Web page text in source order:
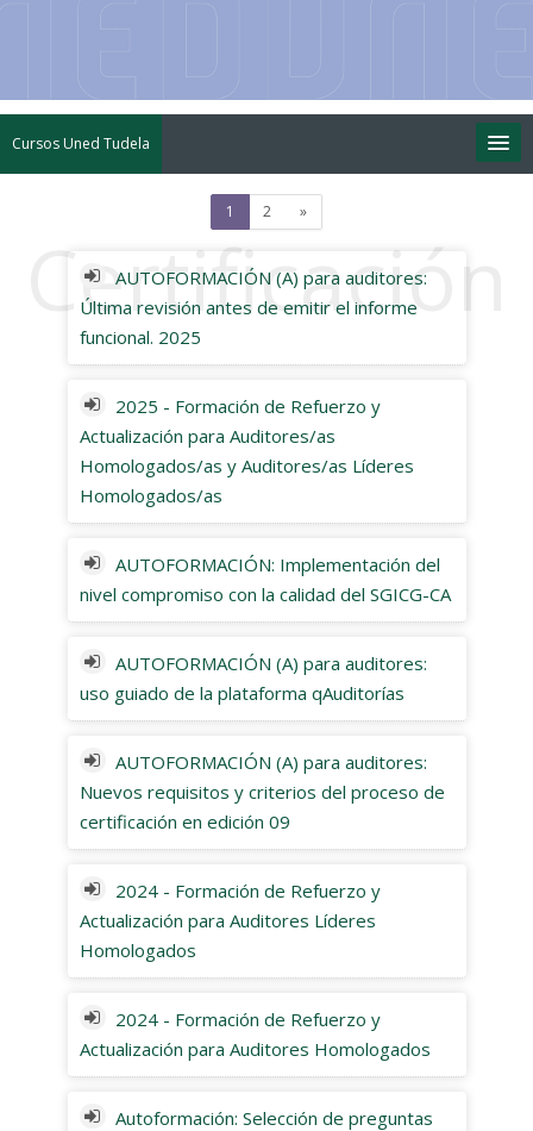
Cursos Uned Tudela
1 (current)
2 »Siguiente
AUTOFORMACIÓN (A) para auditores:
Última revisión antes de emitir el informe
funcional. 2025
2025 - Formación de Refuerzo y
Actualización para Auditores/as
Homologados/as y Auditores/as Líderes
Homologados/as
AUTOFORMACIÓN: Implementación del
nivel compromiso con la calidad del SGICG-CA
AUTOFORMACIÓN (A) para auditores:
uso guiado de la plataforma qAuditorías
AUTOFORMACIÓN (A) para auditores:
Nuevos requisitos y criterios del proceso de
certificación en edición 09
2024 - Formación de Refuerzo y
Actualización para Auditores Líderes
Homologados
2024 - Formación de Refuerzo y
Actualización para Auditores Homologados
Autoformación: Selección de preguntas